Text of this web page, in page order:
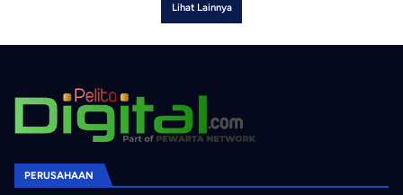
Lihat Lainnya
PERUSAHAAN